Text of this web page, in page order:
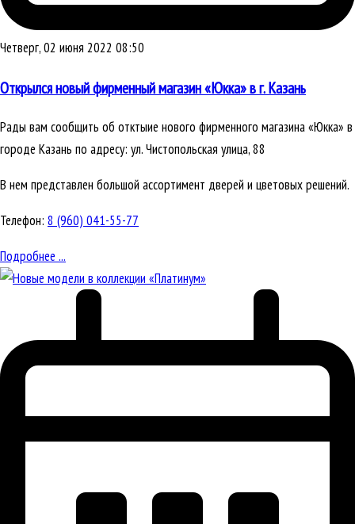
Четверг, 02 июня 2022 08:50
Открылся новый фирменный магазин «Юкка» в г. Казань
Рады вам сообщить об отктыие нового фирменного магазина «Юкка» в
городе Казань по адресу: ул. Чистопольская улица, 88
В нем представлен большой ассортимент дверей и цветовых решений.
Телефон: 8 (960) 041-55-77
Подробнее ...